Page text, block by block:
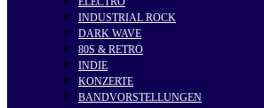
INDUSTRIAL ROCK
DARK WAVE
80S & RETRO
INDIE
KONZERTE
BANDVORSTELLUNGEN